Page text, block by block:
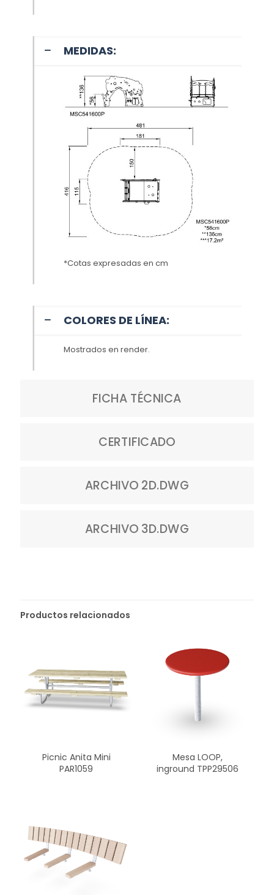
MEDIDAS:
*Cotas expresadas en cm
COLORES DE LÍNEA:
Mostrados en render.
FICHA TÉCNICA
CERTIFICADO
ARCHIVO 2D.DWG
ARCHIVO 3D.DWG
Productos relacionados
Picnic Anita Mini
PAR1059
Mesa LOOP,
inground TPP29506